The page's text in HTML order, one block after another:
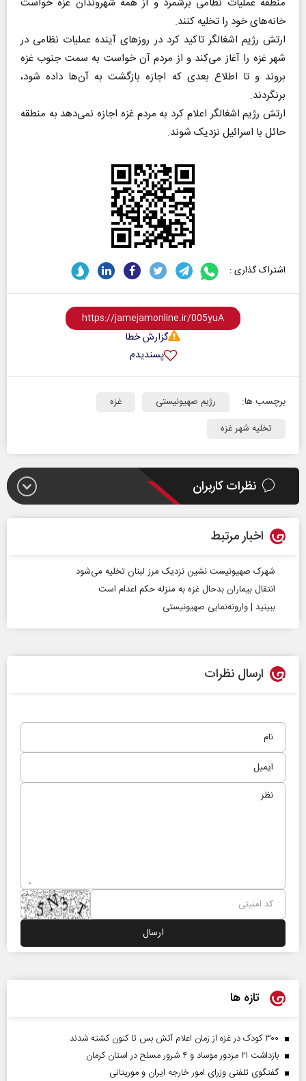
خانه‌های خود را تخلیه کنند.
ارتش رژیم اشغالگر تاکید کرد در روز‌های آینده عملیات نظامی در
شهر غزه را آغاز می‌کند و از مردم آن خواست به سمت جنوب غزه
بروند و تا اطلاع بعدی که اجازه بازگشت به آن‌ها داده شود،
برنگردند.
ارتش رژیم اشغالگر اعلام کرد به مردم غزه اجازه نمی‌دهد به منطقه
حائل با اسرائیل نزدیک شوند.
اشتراک گذاری :
گزارش خطا
پسندیدم
برچسب ها: رژیم صهیونیستی
غزه
تخلیه شهر غزه
نظرات کاربران
اخبار مرتبط
شهرک صهیونیست‌ نشین نزدیک مرز لبنان تخلیه می‌شود
انتقال بیماران بدحال غزه به منزله حکم اعدام است
ببینید | وارونه‌نمایی صهیونیستی
ارسال نظرات
تازه ها
۳۰۰ کودک در غزه از زمان اعلام آتش بس تا کنون کشته شدند
بازداشت ۲۱ مزدور موساد و ۴ شرور مسلح در استان کرمان
گفتگوی تلفنی وزرای امور خارجه ایران و موریتانی